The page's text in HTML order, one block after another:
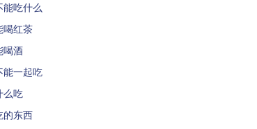
能吃什么
喝红茶
喝酒
能一起吃
么吃
的东西